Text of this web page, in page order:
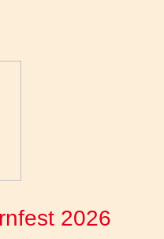
2026